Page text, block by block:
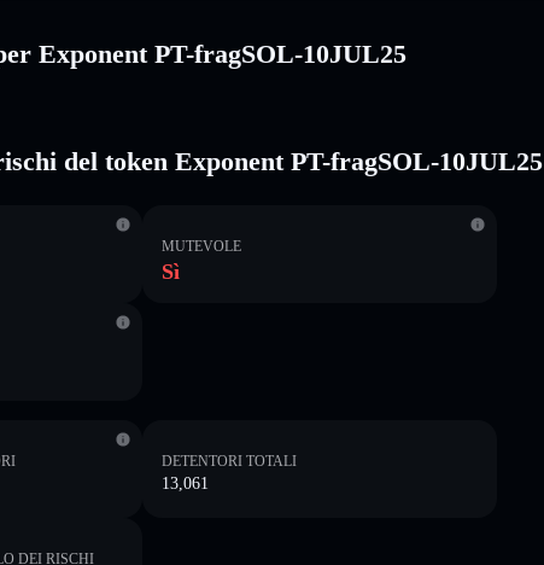
Exponent PT-fragSOL-10JUL25
del token Exponent PT-fragSOL-10JUL25
MUTEVOLE
Sì
DETENTORI TOTALI
13,061
DEI RISCHI